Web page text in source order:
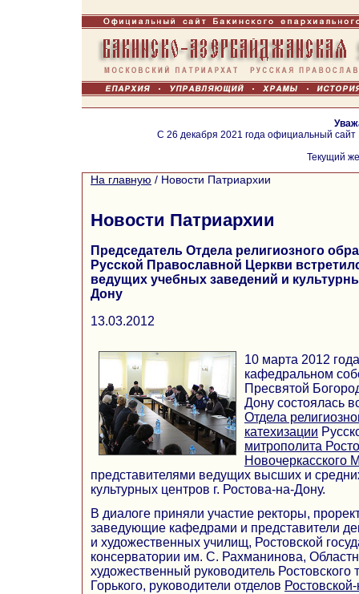
С 26 декабря 2021 года официальный
Текущий
На главную / Новости Патриархии
Новости Патриархии
Председатель Отдела религиозного
Русской Православной Церкви
ведущих учебных заведений и
Дону
13.03.2012
10 марта 2012
кафедральном
Пресвятой
Дону состоялась
Отдела
катехизации
митрополита
Новочеркасского
представителями ведущих высших и
культурных центров г. Ростова-на-Дону.
В диалоге приняли участие ректоры,
заведующие кафедрами и представители
и художественных училищ, Ростовской
консерватории им. С. Рахманинова,
художественный руководитель
Горького, руководители отделов